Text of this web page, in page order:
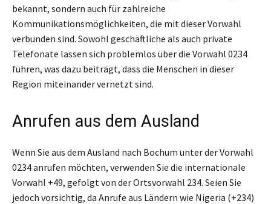
bekannt, sondern auch für zahlreiche
Kommunikationsmöglichkeiten, die mit dieser Vorwahl
verbunden sind. Sowohl geschäftliche als auch private
Telefonate lassen sich problemlos über die Vorwahl 0234
führen, was dazu beiträgt, dass die Menschen in dieser
Region miteinander vernetzt sind.
Anrufen aus dem Ausland
Wenn Sie aus dem Ausland nach Bochum unter der Vorwahl
0234 anrufen möchten, verwenden Sie die internationale
Vorwahl +49, gefolgt von der Ortsvorwahl 234. Seien Sie
jedoch vorsichtig, da Anrufe aus Ländern wie Nigeria (+234)